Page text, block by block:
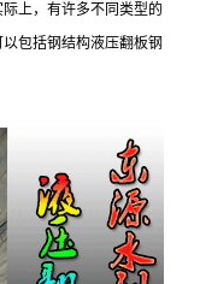
上，有许多不同类型的
包括钢结构液压翻板钢